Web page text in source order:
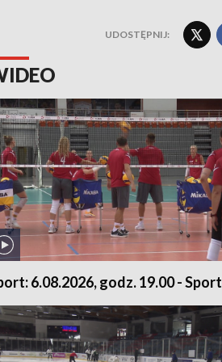
UDOSTĘPNIJ:
6.08.2026, godz. 19.00 - Sport